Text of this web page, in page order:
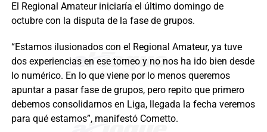
El Regional Amateur iniciaría el último domingo de
octubre con la disputa de la fase de grupos.
“Estamos ilusionados con el Regional Amateur, ya tuve
dos experiencias en ese torneo y no nos ha ido bien desde
lo numérico. En lo que viene por lo menos queremos
apuntar a pasar fase de grupos, pero repito que primero
debemos consolidarnos en Liga, llegada la fecha veremos
para qué estamos”, manifestó Cometto.